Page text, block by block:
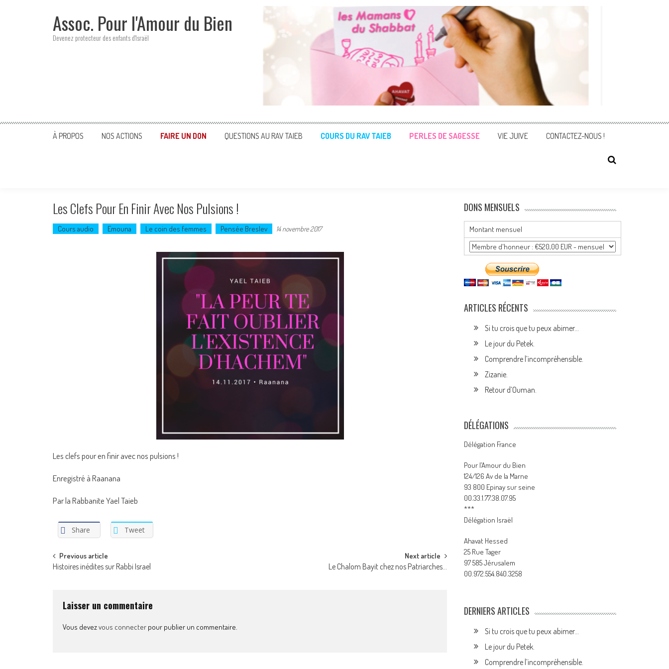
Assoc. Pour l'Amour du Bien
Devenez protecteur des enfants d'Israël
À PROPOS NOS ACTIONS FAIRE UN DON QUESTIONS AU RAV TAIEB COURS DU RAV TAIEB PERLES DE SAGESSE VIE JUIVE CONTACTEZ-NOUS !
Les Clefs Pour En Finir Avec Nos Pulsions !
Cours audio Emouna Le coin des femmes Pensée Breslev 14 novembre 2017
Les clefs pour en finir avec nos pulsions !
Enregistré à Raanana
Par la Rabbanite Yael Taieb
Share Tweet
Post
Previous article
Histoires inédites sur Rabbi Israel
Next article
Le Chalom Bayit chez nos Patriarches…
Laisser un commentaire
Vous devezvous connecter pour publier un commentaire.
DONS MENSUELS
Montant mensuel
ARTICLES RÉCENTS
Si tu crois que tu peux abimer…
Le jour du Petek.
Comprendre l’incompréhensible.
Zizanie.
Retour d’Ouman.
DÉLÉGATIONS
Délégation France
Pour l’Amour du Bien
124/126 Av de la Marne
93 800 Epinay sur seine
00.33.1.77.38.07.95
***
Délégation Israël
Ahavat Hessed
25 Rue Tager
97 585 Jérusalem
00.972.554.840.3258
DERNIERS ARTICLES
Si tu crois que tu peux abimer…
Le jour du Petek.
Comprendre l’incompréhensible.